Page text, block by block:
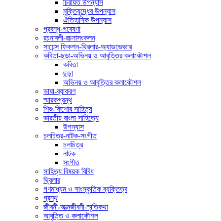
চিরায়ত উপন্যাস
মুক্তিযুদ্ধের উপন্যাস
ঐতিহাসিক উপন্যাস
প্রবন্ধ-গবেষণা
রচনাবলী-রচনাসংকলন
সায়েন্স ফিকশন-থ্রিলার-অ্যাডভেঞ্চার
কবিতা-ছড়া-অভিনয় ও আবৃত্তির কলাকৌশল
কবিতা
ছড়া
অভিনয় ও আবৃত্তির কলাকৌশল
ভাষা-ব্যাকরণ
স্মারকগ্রন্থ
শিশু-কিশোর সাহিত্য
ভারতীয় বাংলা সাহিত্যে
উপন্যাস
চলচিত্র-নাটক-সংগীত
চলচিত্র
নাটক
সংগীত
সাহিত্য বিষয়ক বিবিধ
থ্রিলার
গণমাধ্যম ও সাংস্কৃতিক ব্যক্তিত্ব
গ্রন্থ
জীবনী-আত্মজীবনী-স্মৃতিকথা
আবৃত্তি ও কলাকৌশল